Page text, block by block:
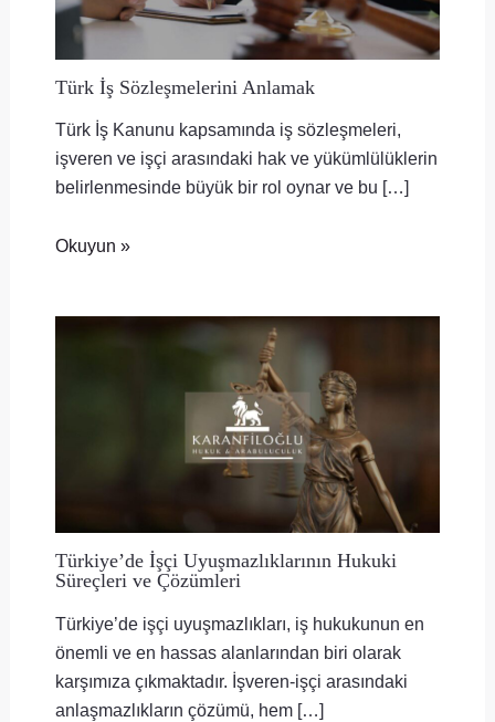
Türk İş Sözleşmelerini Anlamak
Türk İş Kanunu kapsamında iş sözleşmeleri,
işveren ve işçi arasındaki hak ve yükümlülüklerin
belirlenmesinde büyük bir rol oynar ve bu […]
Okuyun »
Türkiye’de İşçi Uyuşmazlıklarının Hukuki
Süreçleri ve Çözümleri
Türkiye’de işçi uyuşmazlıkları, iş hukukunun en
önemli ve en hassas alanlarından biri olarak
karşımıza çıkmaktadır. İşveren-işçi arasındaki
anlaşmazlıkların çözümü, hem […]